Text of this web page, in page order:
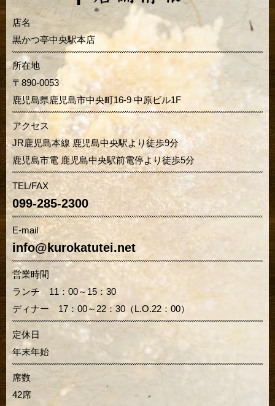
店名
黒かつ亭中央駅本店
所在地
〒890-0053
鹿児島県鹿児島市中央町16-9 中原ビル1F
アクセス
JR鹿児島本線 鹿児島中央駅より徒歩9分
鹿児島市電 鹿児島中央駅前電停より徒歩5分
TEL/FAX
099-285-2300
E-mail
info@kurokatutei.net
営業時間
ランチ 11：00～15：30
ディナー 17：00～22：30（L.O.22：00）
定休日
年末年始
席数
42席